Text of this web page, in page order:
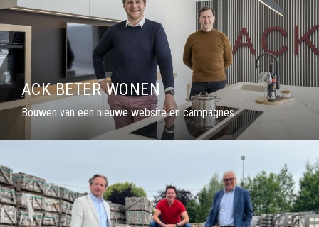
ACK BETER WONEN
Bouwen van een nieuwe website en campagnes